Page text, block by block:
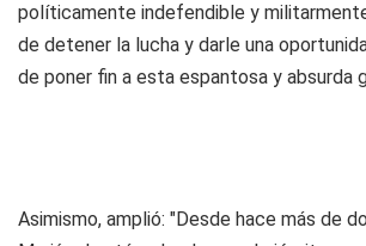
políticamente indefendible y
de detener la lucha y darle una
de poner fin a esta espantosa y absurda
Asimismo, amplió: "Desde hace más de